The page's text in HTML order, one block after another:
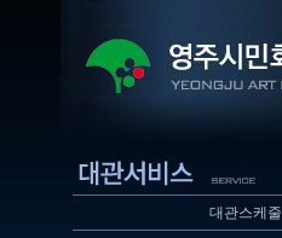
대관스케줄